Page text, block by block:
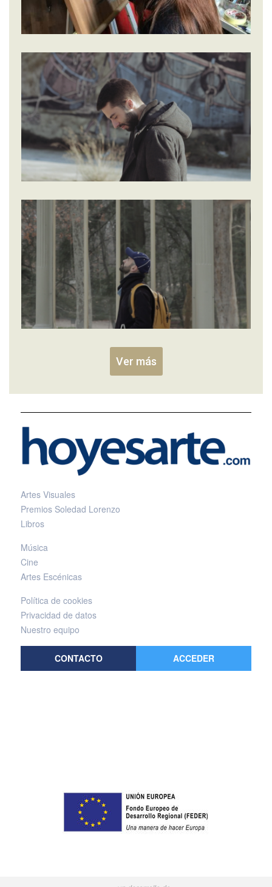
Ver más
Artes Visuales
Premios Soledad Lorenzo
Libros
Música
Cine
Artes Escénicas
Política de cookies
Privacidad de datos
Nuestro equipo
CONTACTO ACCEDER